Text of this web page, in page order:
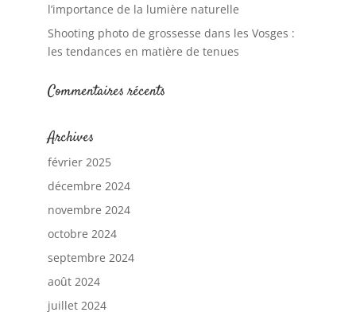
l’importance de la lumière naturelle
Shooting photo de grossesse dans les Vosges :
les tendances en matière de tenues
Commentaires récents
Archives
février 2025
décembre 2024
novembre 2024
octobre 2024
septembre 2024
août 2024
juillet 2024